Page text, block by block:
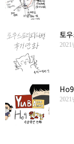
토
2021
2021